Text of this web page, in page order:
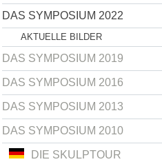
DAS SYMPOSIUM 2022
AKTUELLE BILDER
DAS SYMPOSIUM 2019
DAS SYMPOSIUM 2016
DAS SYMPOSIUM 2013
DAS SYMPOSIUM 2010
DIE SKULPTOUR